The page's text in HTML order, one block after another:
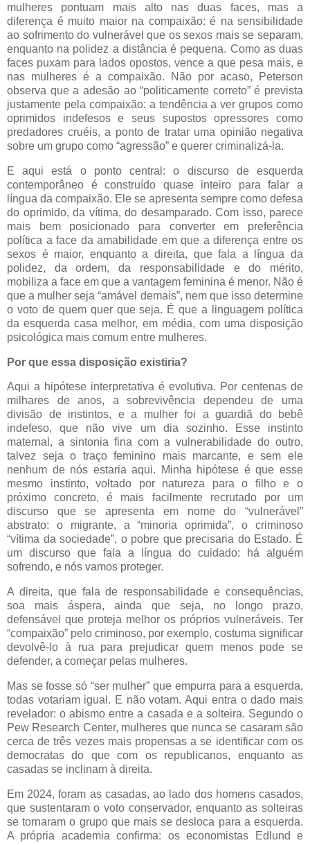
mulheres pontuam mais alto nas duas faces, mas a
diferença é muito maior na compaixão: é na sensibilidade
ao sofrimento do vulnerável que os sexos mais se separam,
enquanto na polidez a distância é pequena. Como as duas
faces puxam para lados opostos, vence a que pesa mais, e
nas mulheres é a compaixão. Não por acaso, Peterson
observa que a adesão ao “politicamente correto” é prevista
justamente pela compaixão: a tendência a ver grupos como
oprimidos indefesos e seus supostos opressores como
predadores cruéis, a ponto de tratar uma opinião negativa
sobre um grupo como “agressão” e querer criminalizá-la.
E aqui está o ponto central: o discurso de esquerda
contemporâneo é construído quase inteiro para falar a
língua da compaixão. Ele se apresenta sempre como defesa
do oprimido, da vítima, do desamparado. Com isso, parece
mais bem posicionado para converter em preferência
política a face da amabilidade em que a diferença entre os
sexos é maior, enquanto a direita, que fala a língua da
polidez, da ordem, da responsabilidade e do mérito,
mobiliza a face em que a vantagem feminina é menor. Não é
que a mulher seja “amável demais”, nem que isso determine
o voto de quem quer que seja. É que a linguagem política
da esquerda casa melhor, em média, com uma disposição
psicológica mais comum entre mulheres.
Por que essa disposição existiria?
Aqui a hipótese interpretativa é evolutiva. Por centenas de
milhares de anos, a sobrevivência dependeu de uma
divisão de instintos, e a mulher foi a guardiã do bebê
indefeso, que não vive um dia sozinho. Esse instinto
maternal, a sintonia fina com a vulnerabilidade do outro,
talvez seja o traço feminino mais marcante, e sem ele
nenhum de nós estaria aqui. Minha hipótese é que esse
mesmo instinto, voltado por natureza para o filho e o
próximo concreto, é mais facilmente recrutado por um
discurso que se apresenta em nome do “vulnerável”
abstrato: o migrante, a “minoria oprimida”, o criminoso
“vítima da sociedade”, o pobre que precisaria do Estado. É
um discurso que fala a língua do cuidado: há alguém
sofrendo, e nós vamos proteger.
A direita, que fala de responsabilidade e consequências,
soa mais áspera, ainda que seja, no longo prazo,
defensável que proteja melhor os próprios vulneráveis. Ter
“compaixão” pelo criminoso, por exemplo, costuma significar
devolvê-lo à rua para prejudicar quem menos pode se
defender, a começar pelas mulheres.
Mas se fosse só “ser mulher” que empurra para a esquerda,
todas votariam igual. E não votam. Aqui entra o dado mais
revelador: o abismo entre a casada e a solteira. Segundo o
Pew Research Center, mulheres que nunca se casaram são
cerca de três vezes mais propensas a se identificar com os
democratas do que com os republicanos, enquanto as
casadas se inclinam à direita.
Em 2024, foram as casadas, ao lado dos homens casados,
que sustentaram o voto conservador, enquanto as solteiras
se tornaram o grupo que mais se desloca para a esquerda.
A própria academia confirma: os economistas Edlund e